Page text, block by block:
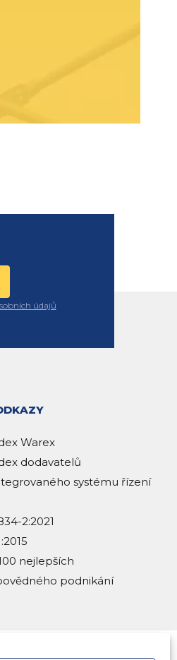
údajů
Warex
dodavatelů
systému řízení
2:2021
nejlepších
podnikání